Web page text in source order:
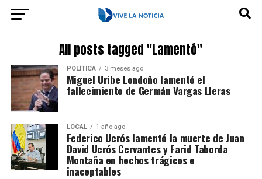
All posts tagged "Lamentó"
POLÍTICA 3 meses ago
Miguel Uribe Londoño lamentó el
fallecimiento de Germán Vargas Lleras
LOCAL 1 año ago
Federico Ucrós lamentó la muerte de Juan
David Ucrós Cervantes y Farid Taborda
Montaña en hechos trágicos e
inaceptables